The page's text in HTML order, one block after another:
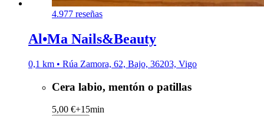
4.977 reseñas
Al•Ma Nails&Beauty
0,1 km • Rúa Zamora, 62, Bajo, 36203, Vigo
Cera labio, mentón o patillas
5,00 €+15min